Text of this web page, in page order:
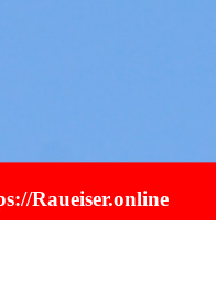
Raueiser.online